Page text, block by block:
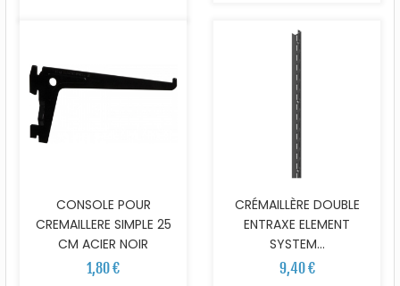
CONSOLE POUR
CREMAILLERE SIMPLE 25
CM ACIER NOIR
1,80 €
CRÉMAILLÈRE DOUBLE
ENTRAXE ELEMENT
SYSTEM...
9,40 €